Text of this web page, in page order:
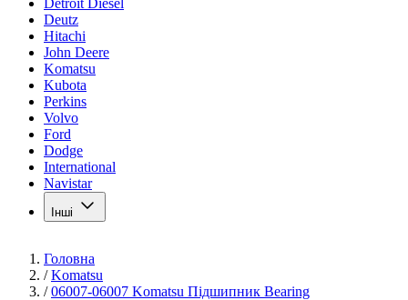
Detroit Diesel
Deutz
Hitachi
John Deere
Komatsu
Kubota
Perkins
Volvo
Ford
Dodge
International
Navistar
Інші
Головна
/ Komatsu
/ 06007-06007 Komatsu Підшипник Bearing